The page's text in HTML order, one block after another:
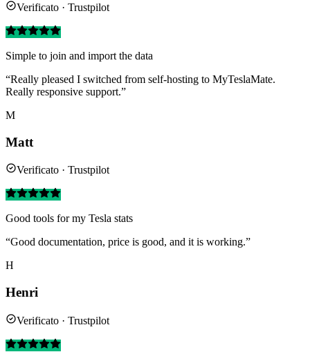
Verificato · Trustpilot
Simple to join and import the data
“Really pleased I switched from self-hosting to MyTeslaMate.
Really responsive support.”
M
Matt
Verificato · Trustpilot
Good tools for my Tesla stats
“Good documentation, price is good, and it is working.”
H
Henri
Verificato · Trustpilot